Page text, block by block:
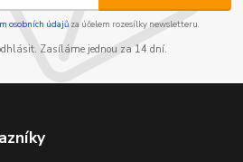
osobních údajůza účelem rozesílky newsletteru.
Zasíláme jednou za 14 dní.